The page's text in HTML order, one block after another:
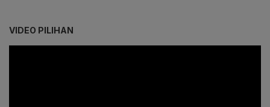
VIDEO PILIHAN